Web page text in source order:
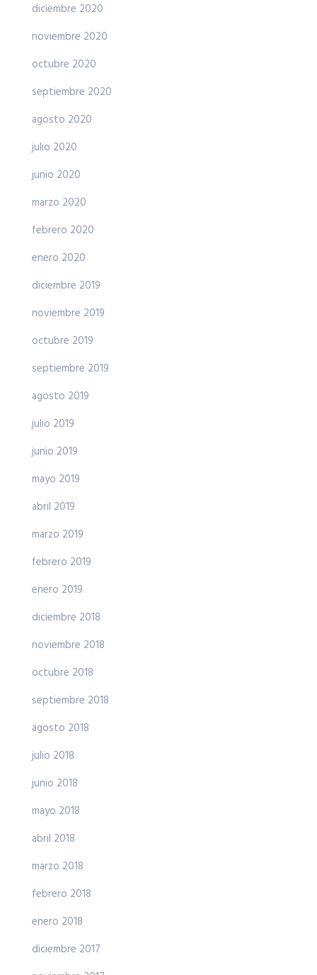
diciembre 2020
noviembre 2020
octubre 2020
septiembre 2020
agosto 2020
julio 2020
junio 2020
marzo 2020
febrero 2020
enero 2020
diciembre 2019
noviembre 2019
octubre 2019
septiembre 2019
agosto 2019
julio 2019
junio 2019
mayo 2019
abril 2019
marzo 2019
febrero 2019
enero 2019
diciembre 2018
noviembre 2018
octubre 2018
septiembre 2018
agosto 2018
julio 2018
junio 2018
mayo 2018
abril 2018
marzo 2018
febrero 2018
enero 2018
diciembre 2017